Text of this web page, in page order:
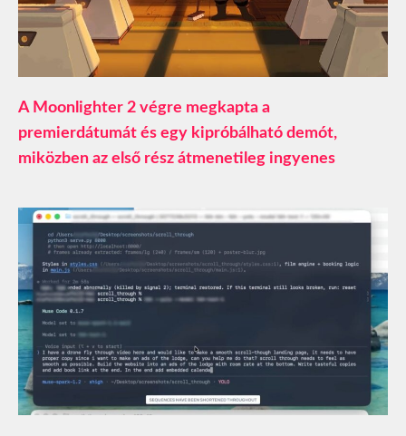
A Moonlighter 2 végre megkapta a
premierdátumát és egy kipróbálható demót,
miközben az első rész átmenetileg ingyenes